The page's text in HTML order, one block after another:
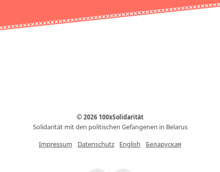
© 2026 100xSolidarität
Solidarität mit den politischen Gefangenen in Belarus
Impressum
Datenschutz English Беларуская